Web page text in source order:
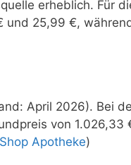
erheblich. Für
und 25,99 €,
April 2026). Bei
von 1.026,33
Shop Apotheke)